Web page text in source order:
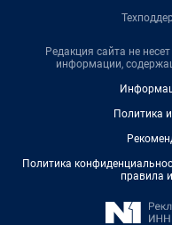
Редакция сайта не
информации,
Политика
Политика
правила